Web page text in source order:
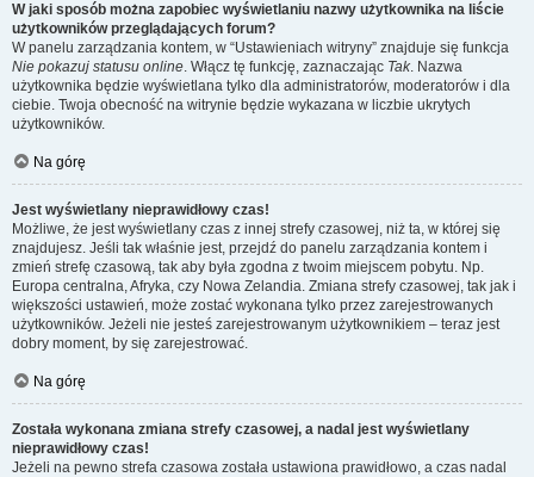
W jaki sposób można zapobiec wyświetlaniu nazwy użytkownika na liście
użytkowników przeglądających forum?
W panelu zarządzania kontem, w “Ustawieniach witryny” znajduje się funkcja
Nie pokazuj statusu online. Włącz tę funkcję, zaznaczając Tak. Nazwa
użytkownika będzie wyświetlana tylko dla administratorów, moderatorów i dla
ciebie. Twoja obecność na witrynie będzie wykazana w liczbie ukrytych
użytkowników.
Na górę
Jest wyświetlany nieprawidłowy czas!
Możliwe, że jest wyświetlany czas z innej strefy czasowej, niż ta, w której się
znajdujesz. Jeśli tak właśnie jest, przejdź do panelu zarządzania kontem i
zmień strefę czasową, tak aby była zgodna z twoim miejscem pobytu. Np.
Europa centralna, Afryka, czy Nowa Zelandia. Zmiana strefy czasowej, tak jak i
większości ustawień, może zostać wykonana tylko przez zarejestrowanych
użytkowników. Jeżeli nie jesteś zarejestrowanym użytkownikiem – teraz jest
dobry moment, by się zarejestrować.
Na górę
Została wykonana zmiana strefy czasowej, a nadal jest wyświetlany
nieprawidłowy czas!
Jeżeli na pewno strefa czasowa została ustawiona prawidłowo, a czas nadal